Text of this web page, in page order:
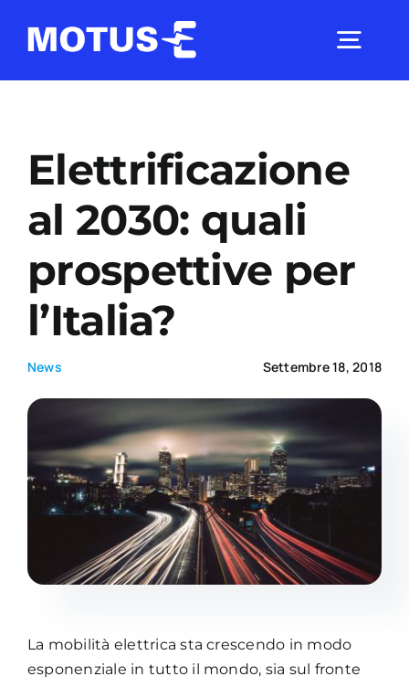
Studi e ricerche
Analisi di mercato
Academy
Elettrificazione
al 2030: quali
prospettive per
l’Italia?
News Settembre 18, 2018
La mobilità elettrica sta crescendo in modo
esponenziale in tutto il mondo, sia sul fronte